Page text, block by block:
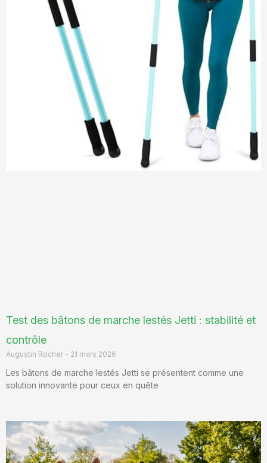
Test des bâtons de marche lestés Jetti : stabilité et
contrôle
Augustin Rocher 21 mars 2026
Les bâtons de marche lestés Jetti se présentent comme une
solution innovante pour ceux en quête